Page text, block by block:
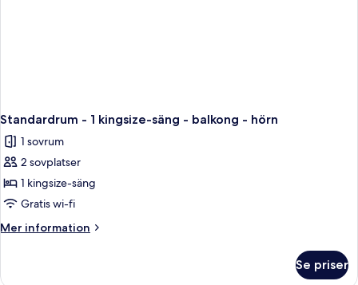
Standardrum - 1 kingsize-säng - balkong - hörn
1 sovrum
2 sovplatser
1 kingsize-säng
Gratis wi-fi
Mer information
Mer
Se priser